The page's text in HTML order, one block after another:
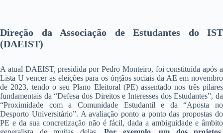
Direção da Associação de Estudantes do IST
(DAEIST)
A atual DAEIST, presidida por Pedro Monteiro, foi constituída após a
Lista U vencer as eleições para os órgãos sociais da AE em novembro
de 2023, tendo o seu Plano Eleitoral (PE) assentado nos três pilares
fundamentais da “Defesa dos Direitos e Interesses dos Estudantes”, da
“Proximidade com a Comunidade Estudantil e da “Aposta no
Desporto Universitário”. A avaliação ponto a ponto das propostas do
PE e da sua concretização não é fácil, dada a ambiguidade e âmbito